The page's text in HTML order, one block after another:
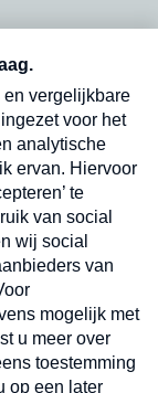
onze
in
Verzend